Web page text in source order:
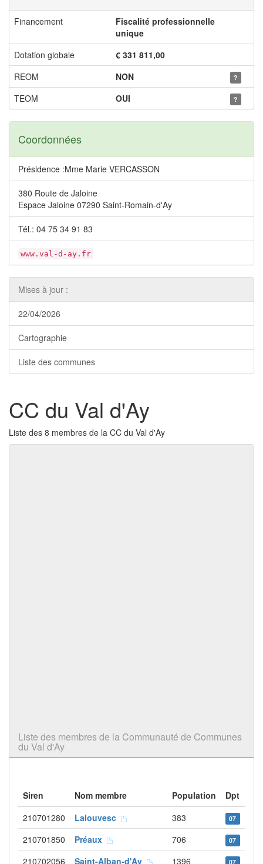
Financement
Fiscalité professionnelle
unique
Dotation globale
€ 331 811,00
REOM
NON ?
TEOM OUI ?
Coordonnées
Présidence :Mme Marie VERCASSON
380 Route de Jaloine
Espace Jaloine 07290 Saint-Romain-d'Ay
Tél.: 04 75 34 91 83
www.val-d-ay.fr
Mises à jour :
22/04/2026
Cartographie
Liste des communes
CC du Val d'Ay
Liste des 8 membres de la CC du Val d'Ay
Liste des membres de la Communauté de Communes
du Val d'Ay
Siren Nom membre Population
Dpt
210701280
Lalouvesc 383 07
210701850 Préaux 706 07
210702056 Saint-Alban-d'Ay 1396 07